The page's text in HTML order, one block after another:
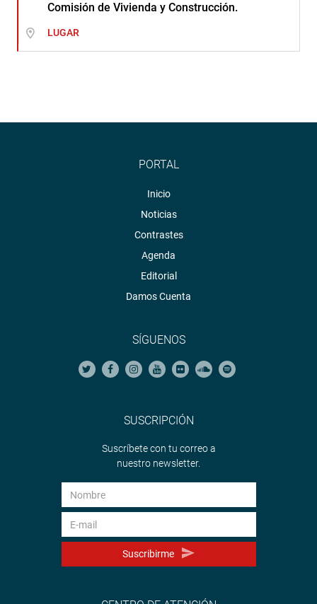
Comisión de Vivienda y Construcción.
LUGAR
PORTAL
Inicio
Noticias
Contrastes
Agenda
Editorial
Damos Cuenta
SÍGUENOS
SUSCRIPCIÓN
Suscríbete con tu correo a
nuestro newsletter.
Suscribirme